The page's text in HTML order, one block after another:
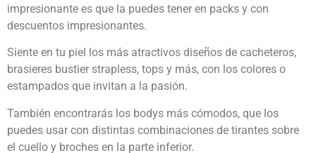
impresionante es que la puedes tener en packs y con
descuentos impresionantes.
Siente en tu piel los más atractivos diseños de cacheteros,
brasieres bustier strapless, tops y más, con los colores o
estampados que invitan a la pasión.
También encontrarás los bodys más cómodos, que los
puedes usar con distintas combinaciones de tirantes sobre
el cuello y broches en la parte inferior.